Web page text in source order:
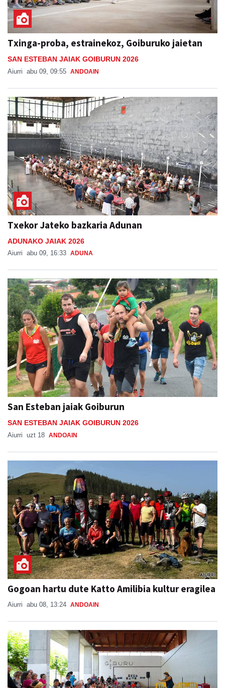
Txinga-proba, estrainekoz, Goiburuko jaietan
SAN ESTEBAN JAIAK GOIBURUN 2026
Aiurri abu 09, 09:55 ANDOAIN
Txekor Jateko bazkaria Adunan
ADUNAKO JAIAK 2026
Aiurri abu 09, 16:33 ADUNA
San Esteban jaiak Goiburun
SAN ESTEBAN JAIAK GOIBURUN 2026
Aiurri uzt 18 ANDOAIN
Gogoan hartu dute Katto Amilibia kultur eragilea
Aiurri abu 08, 13:24 ANDOAIN